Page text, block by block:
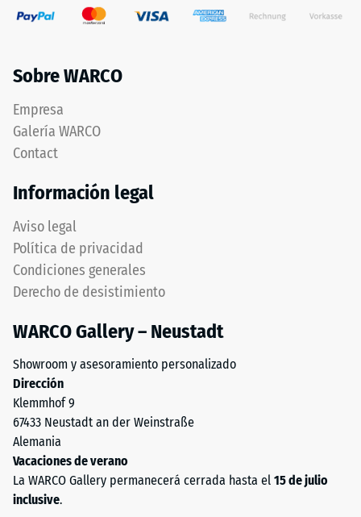
Sobre WARCO
Empresa
Galería WARCO
Contact
Información legal
Aviso legal
Política de privacidad
Condiciones generales
Derecho de desistimiento
WARCO Gallery – Neustadt
Showroom y asesoramiento personalizado
Dirección
Klemmhof 9
67433 Neustadt an der Weinstraße
Alemania
Vacaciones de verano
La WARCO Gallery permanecerá cerrada hasta el 15 de julio
inclusive.